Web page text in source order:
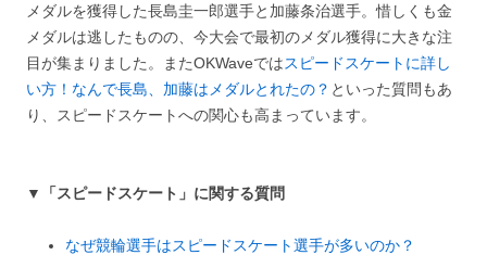
メダルを獲得した長島圭一郎選手と加藤条治選手。惜しくも金
メダルは逃したものの、今大会で最初のメダル獲得に大きな注
目が集まりました。またOKWaveではスピードスケートに詳し
い方！なんで長島、加藤はメダルとれたの？ といった質問もあ
り、スピードスケートへの関心も高まっています。
▼「スピードスケート」に関する質問
なぜ競輪選手はスピードスケート選手が多いのか？